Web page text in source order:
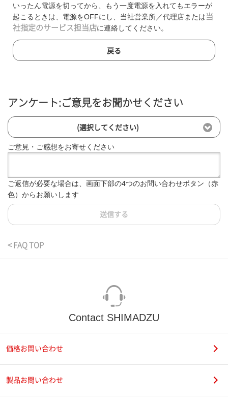
いったん電源を切ってから、もう一度電源を入れてもエラーが
起こるときは、電源をOFFにし、当社営業所／代理店または 当
社指定のサービス担当店に連絡してください。
戻る
アンケート:ご意見をお聞かせください
(選択してください)
ご意見・ご感想をお寄せください
ご返信が必要な場合は、画面下部の4つのお問い合わせボタン（赤
色）からお願いします
送信する
< FAQ TOP
Contact SHIMADZU
価格お問い合わせ
製品お問い合わせ